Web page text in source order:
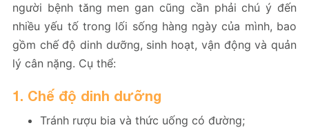
người bệnh tăng men gan cũng cần phải chú ý đến
nhiều yếu tố trong lối sống hàng ngày của mình, bao
gồm chế độ dinh dưỡng, sinh hoạt, vận động và quản
lý cân nặng. Cụ thể:
1. Chế độ dinh dưỡng
Tránh rượu bia và thức uống có đường;